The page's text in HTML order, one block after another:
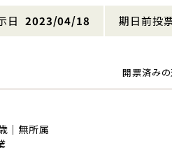
日 2023/04/18 期日前投
開票済みの
｜無所属